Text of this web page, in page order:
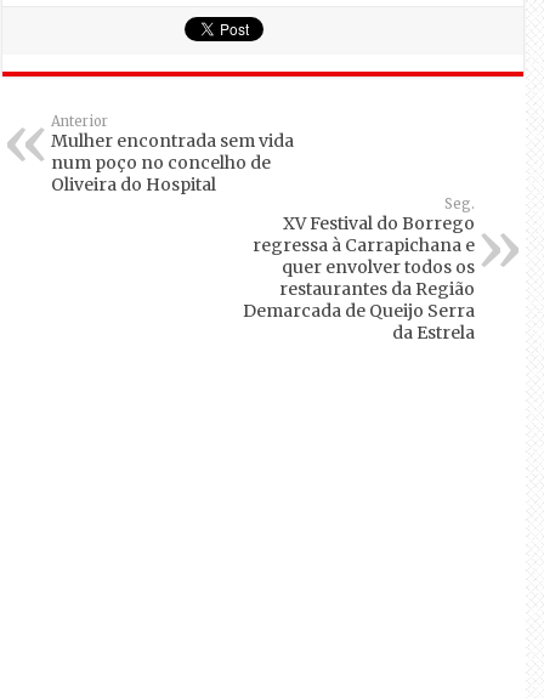
Anterior
Mulher encontrada sem vida
num poço no concelho de
Oliveira do Hospital
Seg.
XV Festival do Borrego
regressa à Carrapichana e
quer envolver todos os
restaurantes da Região
Demarcada de Queijo Serra
da Estrela